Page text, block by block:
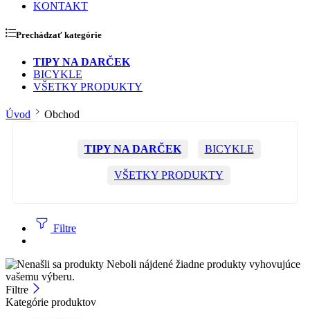
KONTAKT
Prechádzať kategórie
TIPY NA DARČEK
BICYKLE
VŠETKY PRODUKTY
Úvod Obchod
TIPY NA DARČEK BICYKLE
VŠETKY PRODUKTY
Filtre
Neboli nájdené žiadne produkty vyhovujúce
vašemu výberu.
Filtre
Kategórie produktov